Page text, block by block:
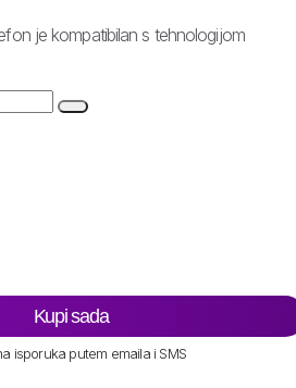
je kompatibilan s tehnologijom
Kupi sada
isporuka putem emaila i SMS